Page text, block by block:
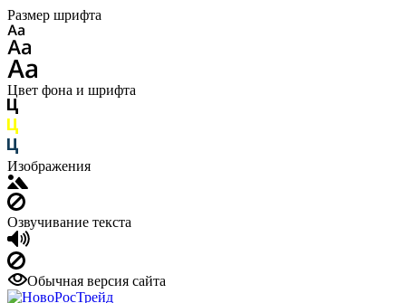
Размер шрифта
Цвет фона и шрифта
Изображения
Озвучивание текста
Обычная версия сайта